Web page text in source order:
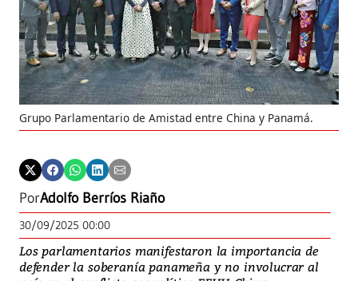
Grupo Parlamentario de Amistad entre China y Panamá.
PorAdolfo Berríos Riaño
30/09/2025 00:00
Los parlamentarios manifestaron la importancia de
defender la soberanía panameña y no involucrar al